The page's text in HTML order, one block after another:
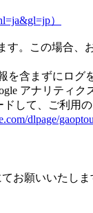
）
。この場合
を含まずにロ
アナリティ
して、ご利用
dlpage/
お願いいたしま